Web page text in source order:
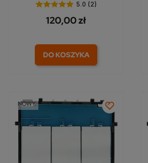
5.0 (2)
120,00 zł
DO KOSZYKA
NOWY